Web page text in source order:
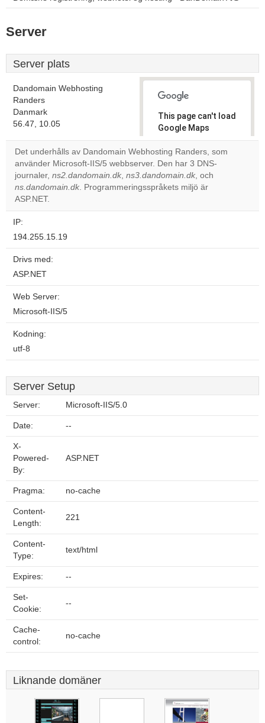
Server
Server plats
Dandomain Webhosting
Randers
Danmark
56.47, 10.05
This page can't load
Google Maps
correctly.
Do you
own this
website?
Det underhålls av Dandomain Webhosting Randers, som
använder Microsoft-IIS/5 webbserver. Den har 3 DNS-
journaler, ns2.dandomain.dk, ns3.dandomain.dk, och
ns.dandomain.dk. Programmeringsspråkets miljö är
ASP.NET.
IP:
194.255.15.19
Drivs med:
ASP.NET
Web Server:
Microsoft-IIS/5
Kodning:
utf-8
Server Setup
Server: Microsoft-IIS/5.0
Date: --
X-
Powered-
By:
ASP.NET
Pragma: no-cache
Content-
Length:
221
Content-
Type:
text/html
Expires: --
Set-
Cookie:
--
Cache-
control:
no-cache
Liknande domäner